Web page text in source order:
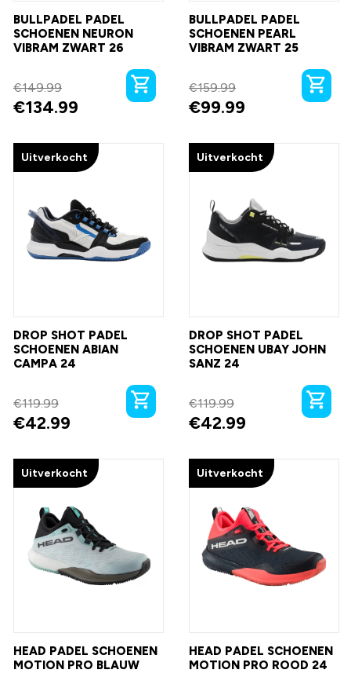
BULLPADEL PADEL
SCHOENEN NEURON
VIBRAM ZWART 26
€149.99
€134.99
BULLPADEL PADEL
SCHOENEN PEARL
VIBRAM ZWART 25
€159.99
€99.99
Uitverkocht
DROP SHOT PADEL
SCHOENEN ABIAN
CAMPA 24
€119.99
€42.99
Uitverkocht
DROP SHOT PADEL
SCHOENEN UBAY JOHN
SANZ 24
€119.99
€42.99
Uitverkocht
HEAD PADEL SCHOENEN
MOTION PRO BLAUW
Uitverkocht
HEAD PADEL SCHOENEN
MOTION PRO ROOD 24